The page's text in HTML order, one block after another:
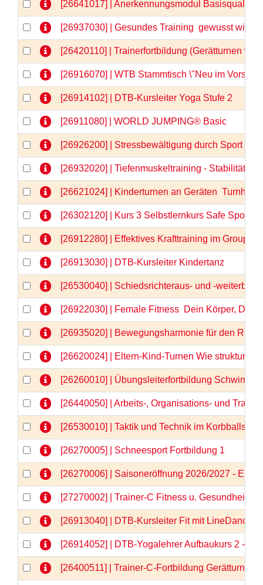
[26641017] | Anerkennungsmodul
[26937030] | Gesundes Training  gewusst wie
[26420110] | Trainerfortbildung (Gerätturnen
[26916070] | WTB Stammtisch \"Neu im
[26914102] | DTB-Kursleiter Yoga Stufe 2
[26911080] | WORLD JUMPING® Basic
[26926200] | Stressbewältigung durch Sport -
[26932020] | Tiefenmuskeltraining - Stabilität
[26621024] | Kinderturnen an Geräten 
[26302120] | Kurs 3 Selbstlernkurs Safe Sport
[26912280] | Effektives Krafttraining im
[26913030] | DTB-Kursleiter Kindertanz
[26530040] | Schiedsrichteraus- und -
[26922030] | Female Fitness  Dein Körper,
[26935020] | Bewegungsharmonie für den
[26620024] | Eltern-Kind-Turnen Wie
[26260010] | Übungsleiterfortbildung
[26440050] | Arbeits-, Organisations- und
[26530010] | Taktik und Technik im
[26270005] | Schneesport Fortbildung 1
[26270006] | Saisoneröffnung 2026/2027 -
[27270002] | Trainer-C Fitness u. Gesundheit
[26913040] | DTB-Kursleiter Fit mit LineDance
[26914052] | DTB-Yogalehrer Aufbaukurs 2 -
[26400511] | Trainer-C-Fortbildung Gerätturnen